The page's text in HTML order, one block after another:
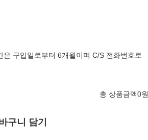
은 구입일로부터 6개월이며 C/S 전화번호로
총 상품금액0원
구니 담기